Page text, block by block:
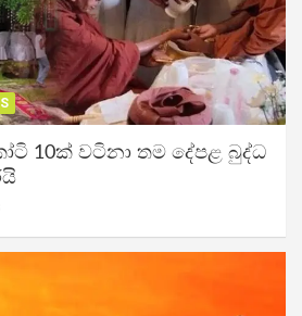
10ක් වටිනා තම දේපළ බුද්ධ